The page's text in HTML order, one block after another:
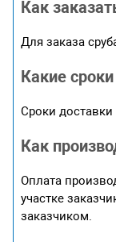
Как
Для заказа
Какие
Сроки
Как
Оплата
участке
заказчиком.